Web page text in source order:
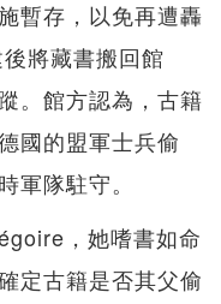
暫存，以免再遭轟
將藏書搬回館
。館方認為，古籍
國的盟軍士兵偷
軍隊駐守。
，她嗜書如命
定古籍是否其父偷